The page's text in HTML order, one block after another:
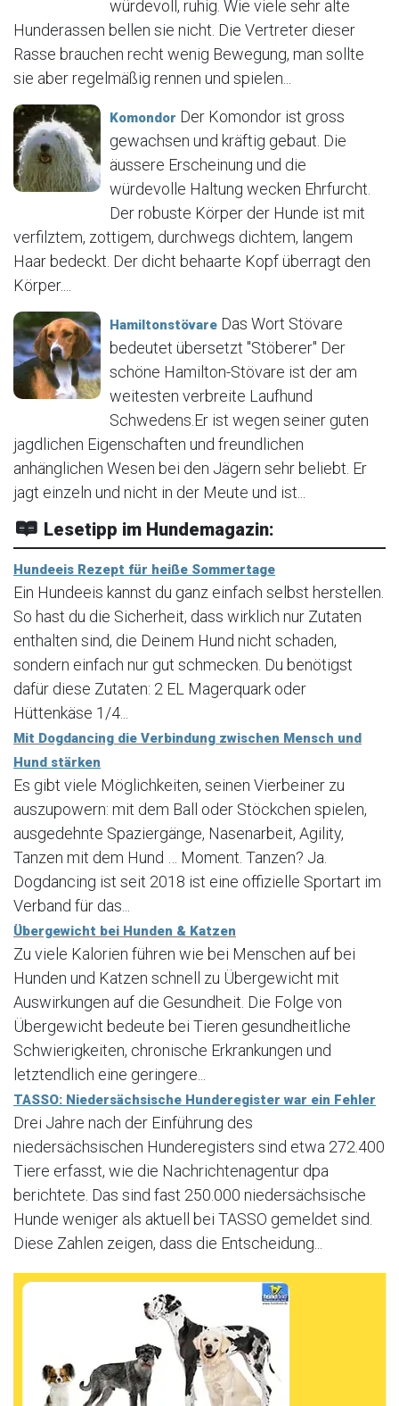
würdevoll, ruhig. Wie viele sehr alte
Hunderassen bellen sie nicht. Die Vertreter dieser
Rasse brauchen recht wenig Bewegung, man sollte
sie aber regelmäßig rennen und spielen...
Komondor Der Komondor ist gross
gewachsen und kräftig gebaut. Die
äussere Erscheinung und die
würdevolle Haltung wecken Ehrfurcht.
Der robuste Körper der Hunde ist mit
verfilztem, zottigem, durchwegs dichtem, langem
Haar bedeckt. Der dicht behaarte Kopf überragt den
Körper....
Hamiltonstövare Das Wort Stövare
bedeutet übersetzt "Stöberer" Der
schöne Hamilton-Stövare ist der am
weitesten verbreite Laufhund
Schwedens.Er ist wegen seiner guten
jagdlichen Eigenschaften und freundlichen
anhänglichen Wesen bei den Jägern sehr beliebt. Er
jagt einzeln und nicht in der Meute und ist...
Lesetipp im Hundemagazin:
Hundeeis Rezept für heiße Sommertage
Ein Hundeeis kannst du ganz einfach selbst herstellen.
So hast du die Sicherheit, dass wirklich nur Zutaten
enthalten sind, die Deinem Hund nicht schaden,
sondern einfach nur gut schmecken. Du benötigst
dafür diese Zutaten: 2 EL Magerquark oder
Hüttenkäse 1/4...
Mit Dogdancing die Verbindung zwischen Mensch und
Hund stärken
Es gibt viele Möglichkeiten, seinen Vierbeiner zu
auszupowern: mit dem Ball oder Stöckchen spielen,
ausgedehnte Spaziergänge, Nasenarbeit, Agility,
Tanzen mit dem Hund … Moment. Tanzen? Ja.
Dogdancing ist seit 2018 ist eine offizielle Sportart im
Verband für das...
Übergewicht bei Hunden & Katzen
Zu viele Kalorien führen wie bei Menschen auf bei
Hunden und Katzen schnell zu Übergewicht mit
Auswirkungen auf die Gesundheit. Die Folge von
Übergewicht bedeute bei Tieren gesundheitliche
Schwierigkeiten, chronische Erkrankungen und
letztendlich eine geringere...
TASSO: Niedersächsische Hunderegister war ein Fehler
Drei Jahre nach der Einführung des
niedersächsischen Hunderegisters sind etwa 272.400
Tiere erfasst, wie die Nachrichtenagentur dpa
berichtete. Das sind fast 250.000 niedersächsische
Hunde weniger als aktuell bei TASSO gemeldet sind.
Diese Zahlen zeigen, dass die Entscheidung...